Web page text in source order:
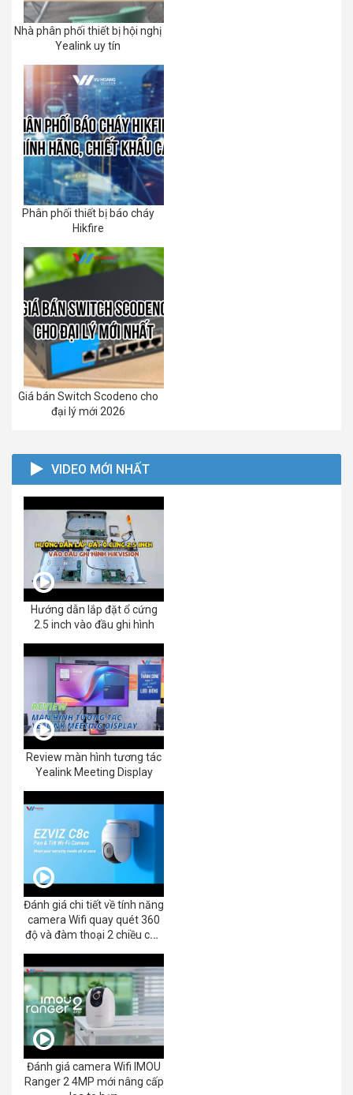
Nhà phân phối thiết bị hội nghị
Yealink uy tín
Phân phối thiết bị báo cháy
Hikfire
Giá bán Switch Scodeno cho
đại lý mới 2026
VIDEO MỚI NHẤT
Hướng dẫn lắp đặt ổ cứng
2.5 inch vào đầu ghi hình
Review màn hình tương tác
Yealink Meeting Display
Đánh giá chi tiết về tính năng
camera Wifi quay quét 360
độ và đàm thoại 2 chiều của
Đánh giá camera Wifi IMOU
Ranger 2 4MP mới nâng cấp